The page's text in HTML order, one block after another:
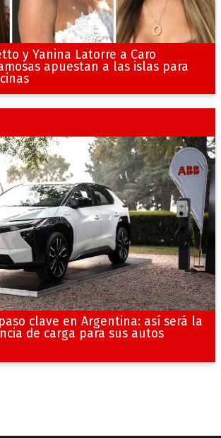
y Yanina Latorre a Caro
apuestan a las islas para
clave en Argentina: así será la
de carga para sus autos